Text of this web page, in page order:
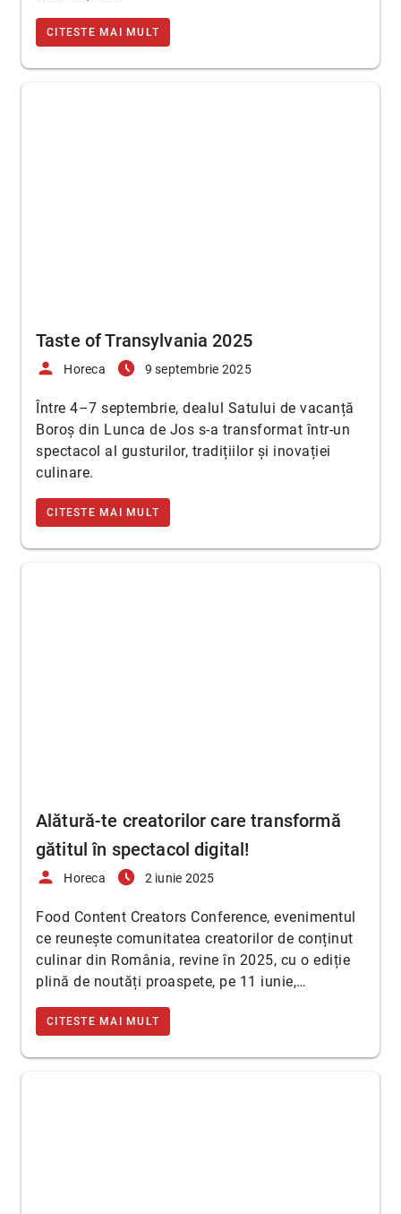
CITESTE MAI MULT
Taste of Transylvania 2025
person Horeca access_time_filled 9 septembrie 2025
Între 4–7 septembrie, dealul Satului de vacanță
Boroș din Lunca de Jos s-a transformat într-un
spectacol al gusturilor, tradițiilor și inovației
culinare.
CITESTE MAI MULT
Alătură-te creatorilor care transformă
gătitul în spectacol digital!
person Horeca access_time_filled 2 iunie 2025
Food Content Creators Conference, evenimentul
ce reunește comunitatea creatorilor de conținut
culinar din România, revine în 2025, cu o ediție
plină de noutăți proaspete, pe 11 iunie,…
CITESTE MAI MULT